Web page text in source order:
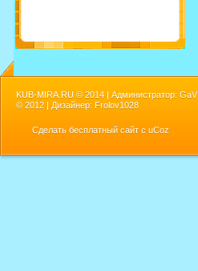
KUB-MIRA.RU © 2014 | Администратор: GaV
© 2012 | Дизайнер: Frolov1028
Сделать бесплатный сайт с uCoz